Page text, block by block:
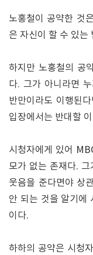
노홍철이 공약한 것
은 자신이 할 수 있는
하지만 노홍철의 공
다. 그가 아니라면
반만이라도 이행된
입장에서는 반대할
시청자에게 있어
모가 없는 존재다.
웃음을 준다면야 상
안 되는 것을 알기에
이다.
하하의 공약은 시청